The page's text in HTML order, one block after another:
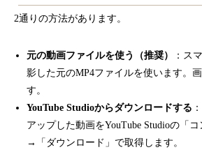
2通りの方法があります。
元の動画ファイルを使う（推奨）
：ス
影した元のMP4ファイルを使います。
す。
YouTube Studioからダウンロードする
アップした動画をYouTube Studioの「
→「ダウンロード」で取得します。